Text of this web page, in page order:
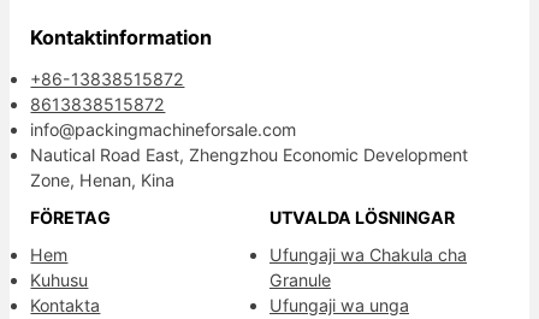
Kontaktinformation
+86-13838515872
8613838515872
info@packingmachineforsale.com
Nautical Road East, Zhengzhou Economic Development
Zone, Henan, Kina
FÖRETAG
Hem
Kuhusu
Kontakta
UTVALDA LÖSNINGAR
Ufungaji wa Chakula cha
Granule
Ufungaji wa unga